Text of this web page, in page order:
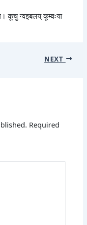
कूचु न्वइबलय् कूम्वःया
NEXT
Required